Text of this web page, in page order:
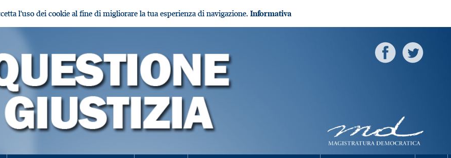
l'uso dei cookie al fine di migliorare la tua esperienza di navigazione. Informativa